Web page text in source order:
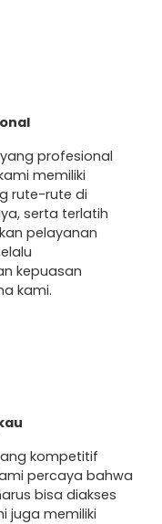
profesional
memiliki
rute-rute di
serta terlatih
pelayanan
kepuasan
kami.
kompetitif
percaya bahwa
bisa diakses
juga memiliki